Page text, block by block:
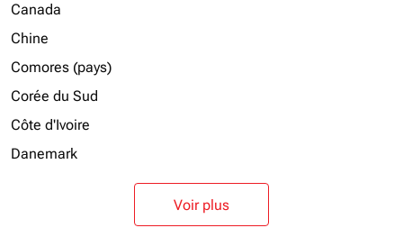
Canada
Chine
Comores (pays)
Corée du Sud
Côte d'Ivoire
Danemark
Voir plus